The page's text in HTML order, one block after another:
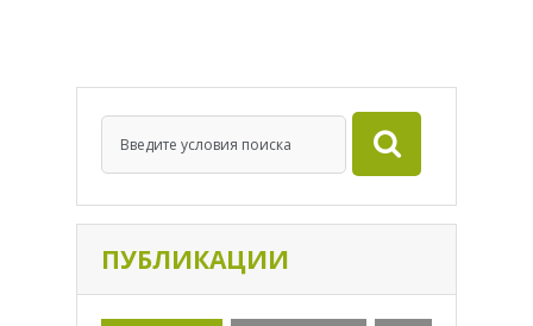
может помочь интернет-магазин iHerb.
Средства от геморроя во […]
ПУБЛИКАЦИИ